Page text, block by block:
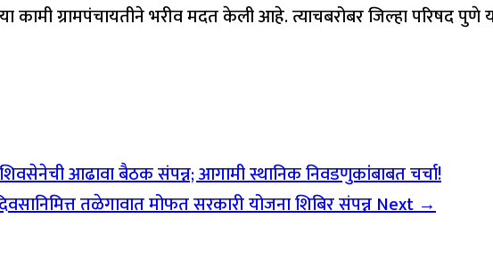
कामी ग्रामपंचायतीने भरीव मदत केली आहे. त्याचबरोबर जिल्हा परिषद
आढावा बैठक संपन्न; आगामी स्थानिक निवडणुकांबाबत चर्चा!
तळेगावात मोफत सरकारी योजना शिबिर संपन्नNext →